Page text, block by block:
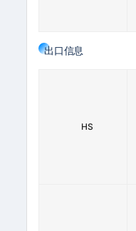
出口信息
HS